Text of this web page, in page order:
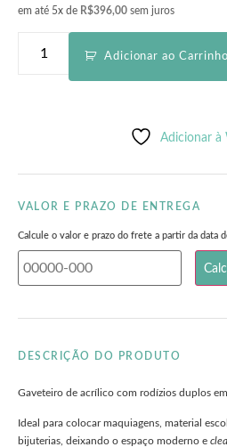
em até 5x de R$396,00 sem juros
Adicionar ao Carrinho
Adicionar à
VALOR E PRAZO DE ENTREGA
Calcule o valor e prazo do frete a partir da data
DESCRIÇÃO DO PRODUTO
Gaveteiro de acrílico com rodízios duplos
Ideal para colocar maquiagens, material
bijuterias, deixando o espaço moderno e